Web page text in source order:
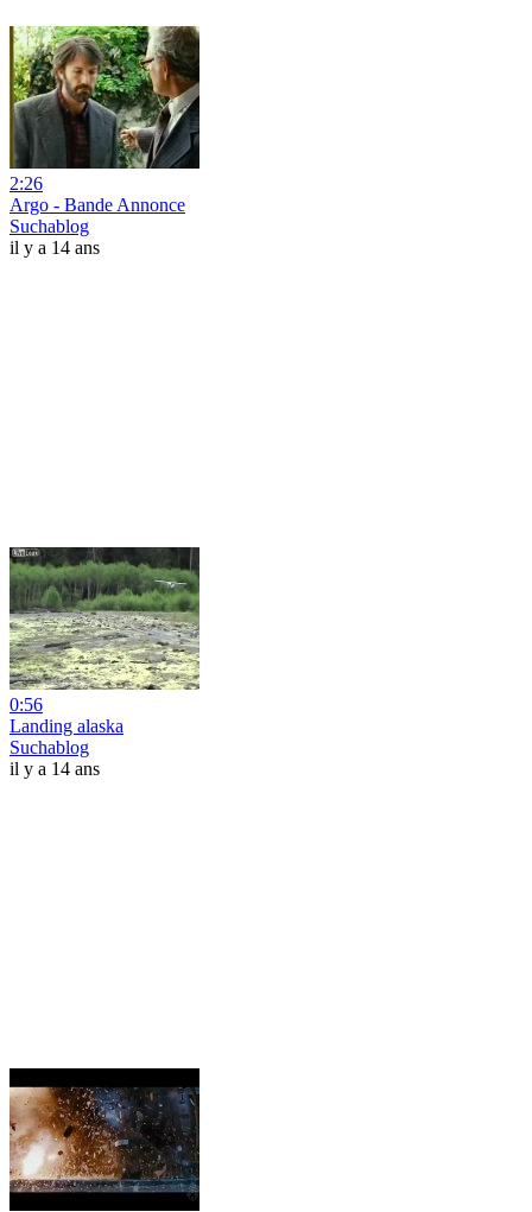
2:26
Argo - Bande Annonce
Suchablog
il y a 14 ans
0:56
Landing alaska
Suchablog
il y a 14 ans